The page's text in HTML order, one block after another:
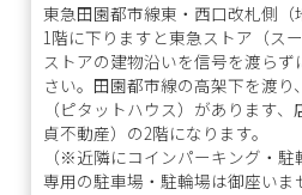
東急田園都市線東・西口改札側（
1階に下りますと東急ストア（ス
ストアの建物沿いを信号を渡ら
さい。田園都市線の高架下を渡り
（ピタットハウス）があります
貞不動産）の2階になります。
（※近隣にコインパーキング・
専用の駐車場・駐輪場は御座いま